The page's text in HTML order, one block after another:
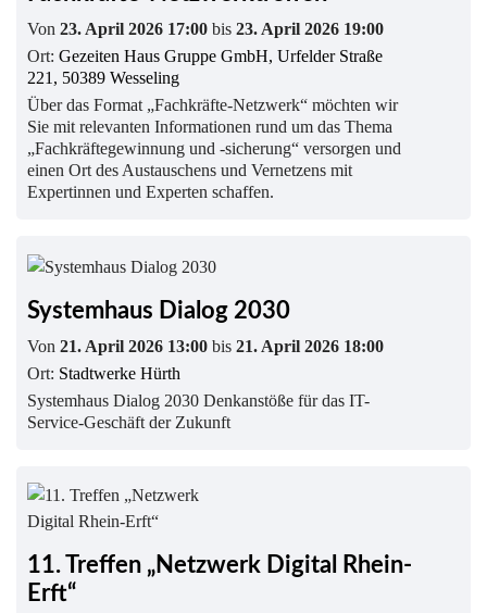
Von 23. April 2026 17:00 bis 23. April 2026 19:00
Ort: Gezeiten Haus Gruppe GmbH, Urfelder Straße
221, 50389 Wesseling
Über das Format „Fachkräfte-Netzwerk“ möchten wir
Sie mit relevanten Informationen rund um das Thema
„Fachkräftegewinnung und -sicherung“ versorgen und
einen Ort des Austauschens und Vernetzens mit
Expertinnen und Experten schaffen.
Systemhaus Dialog 2030
Von 21. April 2026 13:00 bis 21. April 2026 18:00
Ort: Stadtwerke Hürth
Systemhaus Dialog 2030 Denkanstöße für das IT-
Service-Geschäft der Zukunft
11. Treffen „Netzwerk Digital Rhein-
Erft“